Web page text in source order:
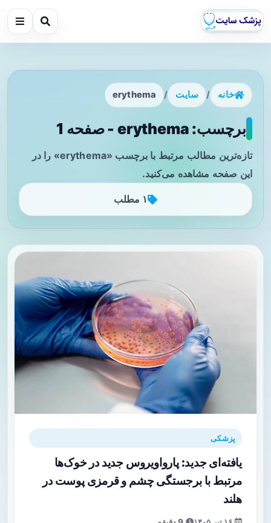
خانه / سایت /
erythema
برچسب: erythema - صفحه 1
تازه‌ترین مطالب مرتبط با برچسب «erythema» را در
این صفحه مشاهده می‌کنید.
۱ مطلب
پزشکی
یافته‌ای جدید: پارواویروس جدید در خوک‌ها
مرتبط با برجستگی چشم و قرمزی پوست در
هلند